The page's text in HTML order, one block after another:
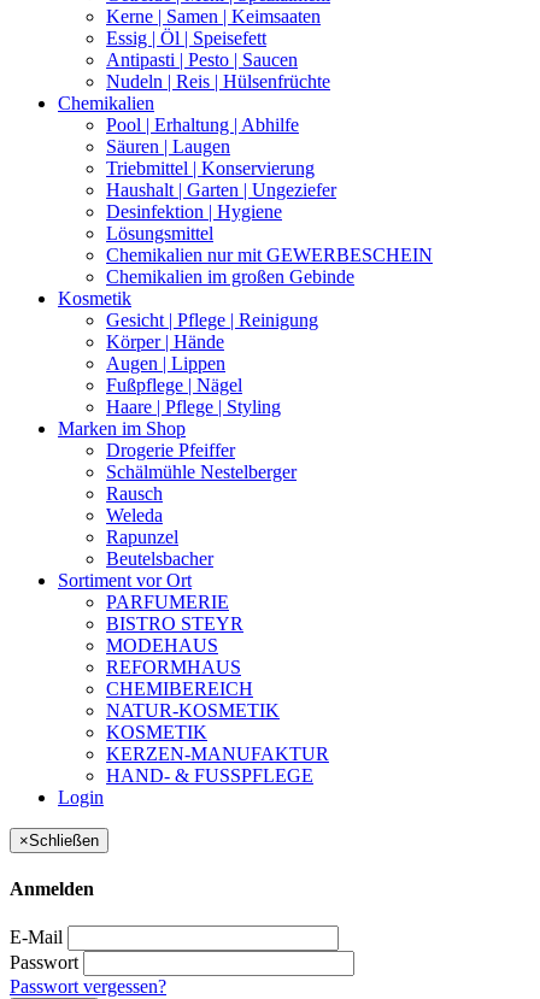
Kerne | Samen | Keimsaaten
Essig | Öl | Speisefett
Antipasti | Pesto | Saucen
Nudeln | Reis | Hülsenfrüchte
Chemikalien
Pool | Erhaltung | Abhilfe
Säuren | Laugen
Triebmittel | Konservierung
Haushalt | Garten | Ungeziefer
Desinfektion | Hygiene
Lösungsmittel
Chemikalien nur mit GEWERBESCHEIN
Chemikalien im großen Gebinde
Kosmetik
Gesicht | Pflege | Reinigung
Körper | Hände
Augen | Lippen
Fußpflege | Nägel
Haare | Pflege | Styling
Marken im Shop
Drogerie Pfeiffer
Schälmühle Nestelberger
Rausch
Weleda
Rapunzel
Beutelsbacher
Sortiment vor Ort
PARFUMERIE
BISTRO STEYR
MODEHAUS
REFORMHAUS
CHEMIBEREICH
NATUR-KOSMETIK
KOSMETIK
KERZEN-MANUFAKTUR
HAND- & FUSSPFLEGE
Login
×Schließen
Anmelden
E-Mail
Passwort
Passwort vergessen?